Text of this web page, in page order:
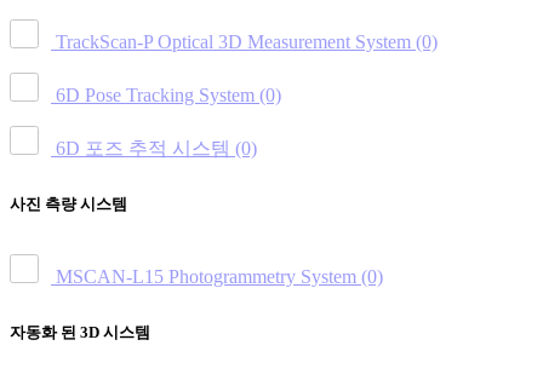
TrackScan-P Optical 3D Measurement System (0)
6D Pose Tracking System (0)
6D 포즈 추적 시스템 (0)
사진 측량 시스템
MSCAN-L15 Photogrammetry System (0)
자동화 된 3D 시스템